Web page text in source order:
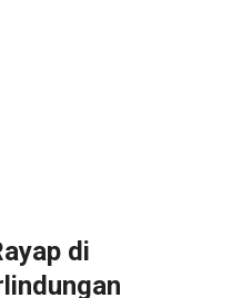
di